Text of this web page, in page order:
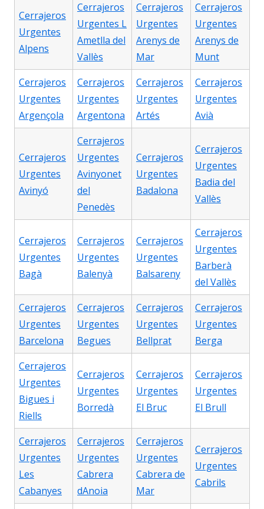
Cerrajeros
Urgentes
Alpens
Cerrajeros
Urgentes L
Ametlla del
Vallès
Cerrajeros
Urgentes
Arenys de
Mar
Cerrajeros
Urgentes
Arenys de
Munt
Cerrajeros
Urgentes
Argençola
Cerrajeros
Urgentes
Argentona
Cerrajeros
Urgentes
Artés
Cerrajeros
Urgentes
Avià
Cerrajeros
Urgentes
Avinyó
Cerrajeros
Urgentes
Avinyonet
del
Penedès
Cerrajeros
Urgentes
Badalona
Cerrajeros
Urgentes
Badia del
Vallès
Cerrajeros
Urgentes
Bagà
Cerrajeros
Urgentes
Balenyà
Cerrajeros
Urgentes
Balsareny
Cerrajeros
Urgentes
Barberà
del Vallès
Cerrajeros
Urgentes
Barcelona
Cerrajeros
Urgentes
Begues
Cerrajeros
Urgentes
Bellprat
Cerrajeros
Urgentes
Berga
Cerrajeros
Urgentes
Bigues i
Riells
Cerrajeros
Urgentes
Borredà
Cerrajeros
Urgentes
El Bruc
Cerrajeros
Urgentes
El Brull
Cerrajeros
Urgentes
Les
Cabanyes
Cerrajeros
Urgentes
Cabrera
dAnoia
Cerrajeros
Urgentes
Cabrera de
Mar
Cerrajeros
Urgentes
Cabrils